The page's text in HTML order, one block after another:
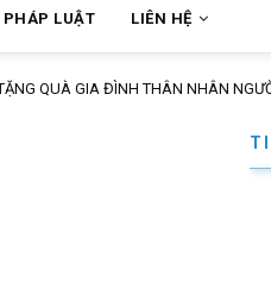
LUẬT LIÊN HỆ
QUÀ GIA ĐÌNH THÂN NHÂN